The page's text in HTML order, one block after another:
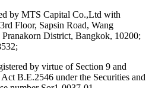
by MTS Capital Co.,Ltd with
Floor, Sapsin Road, Wang
District, Bangkok, 10200;
by virtue of Section 9 and
B.E.2546 under the Securities and